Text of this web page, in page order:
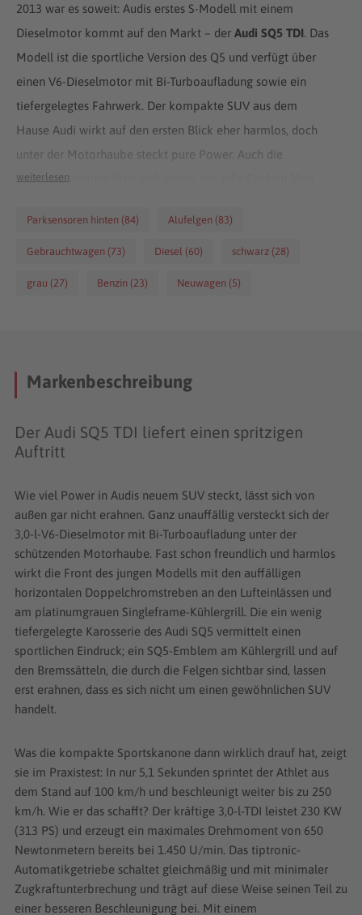
2013 war es soweit: Audis erstes S-Modell mit einem
Dieselmotor kommt auf den Markt – derAudi SQ5 TDI. Das
Modell ist die sportliche Version des Q5 und verfügt über
einen V6-Dieselmotor mit Bi-Turboaufladung sowie ein
tiefergelegtes Fahrwerk. Der kompakte SUV aus dem
Hause Audi wirkt auf den ersten Blick eher harmlos, doch
unter der Motorhaube steckt pure Power. Auch die
Serienausstattung lässt sich sehen; das edle Cockpit lässt
aufsteigen.
weiterlesen
Parksensoren hinten (84) Alufelgen (83)
Gebrauchtwagen (73) Diesel (60) schwarz (28)
grau (27) Benzin (23) Neuwagen (5)
Markenbeschreibung
Der Audi SQ5 TDI liefert einen spritzigen
Auftritt
Wie viel Power in Audis neuem SUV steckt, lässt sich von
außen gar nicht erahnen. Ganz unauffällig versteckt sich der
3,0-l-V6-Dieselmotor mit Bi-Turboaufladung unter der
schützenden Motorhaube. Fast schon freundlich und harmlos
wirkt die Front des jungen Modells mit den auffälligen
horizontalen Doppelchromstreben an den Lufteinlässen und
am platinumgrauen Singleframe-Kühlergrill. Die ein wenig
tiefergelegte Karosserie des Audi SQ5 vermittelt einen
sportlichen Eindruck; ein SQ5-Emblem am Kühlergrill und auf
den Bremssätteln, die durch die Felgen sichtbar sind, lassen
erst erahnen, dass es sich nicht um einen gewöhnlichen SUV
handelt.
Was die kompakte Sportskanone dann wirklich drauf hat, zeigt
sie im Praxistest: In nur 5,1 Sekunden sprintet der Athlet aus
dem Stand auf 100 km/h und beschleunigt weiter bis zu 250
km/h. Wie er das schafft? Der kräftige 3,0-l-TDI leistet 230 KW
(313 PS) und erzeugt ein maximales Drehmoment von 650
Newtonmetern bereits bei 1.450 U/min. Das tiptronic-
Automatikgetriebe schaltet gleichmäßig und mit minimaler
Zugkraftunterbrechung und trägt auf diese Weise seinen Teil zu
einer besseren Beschleunigung bei. Mit einem